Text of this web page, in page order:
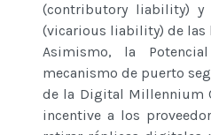
(contributory liability) y
(vicarious liability) de las
Asimismo, la
mecanismo de puerto
de la Digital Millennium
incentive a los